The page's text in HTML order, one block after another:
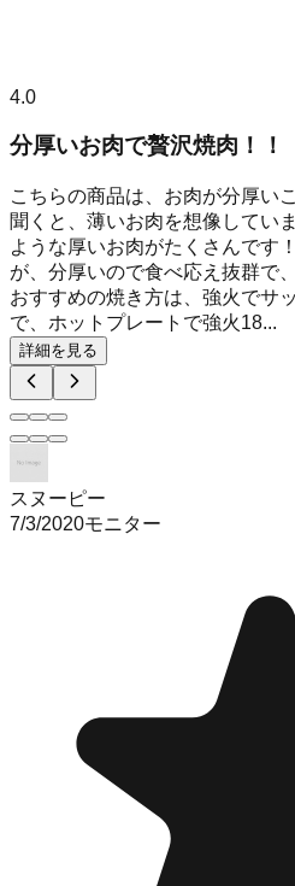
4.0
分厚いお肉で贅沢焼肉！！
こちらの商品は、お肉が分厚い
聞くと、薄いお肉を想像してい
ような厚いお肉がたくさんです
が、分厚いので食べ応え抜群で
おすすめの焼き方は、強火でサ
で、ホットプレートで強火18...
詳細を見る
スヌーピー
7/3/2020モニター